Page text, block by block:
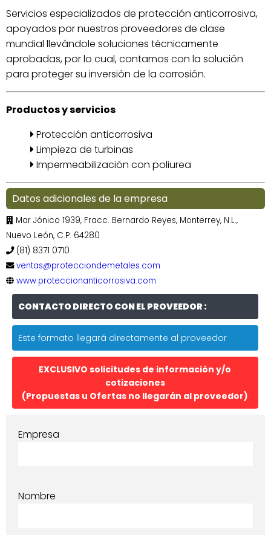
Servicios especializados de protección anticorrosiva,
apoyados por nuestros proveedores de clase
mundial llevándole soluciones técnicamente
aprobadas, por lo cual, contamos con la solución
para proteger su inversión de la corrosión.
Productos y servicios
Protección anticorrosiva
Limpieza de turbinas
Impermeabilización con poliurea
Datos adicionales de la empresa
Mar Jónico 1939, Fracc. Bernardo Reyes, Monterrey, N.L.,
Nuevo León, C.P. 64280
(81) 8371 0710
ventas@protecciondemetales.com
www.proteccionanticorrosiva.com
CONTACTO DIRECTO CON EL PROVEEDOR :
Este formato llegará directamente al proveedor
EXCLUSIVO solicitudes de información y/o
cotizaciones
(Propuestas u Ofertas no llegarán al proveedor)
Empresa
Nombre